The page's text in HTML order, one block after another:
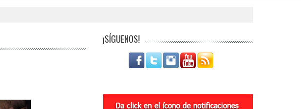
¡SÍGUENOS!